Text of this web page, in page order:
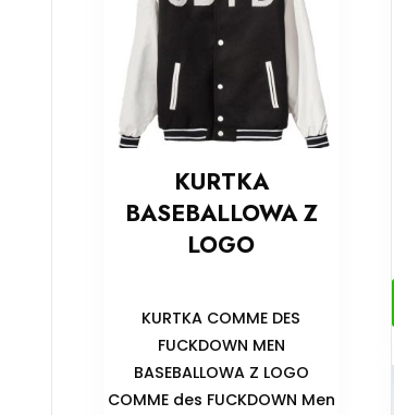
KURTKA
BASEBALLOWA Z
LOGO
KURTKA COMME DES
FUCKDOWN MEN
BASEBALLOWA Z LOGO
COMME des FUCKDOWN Men